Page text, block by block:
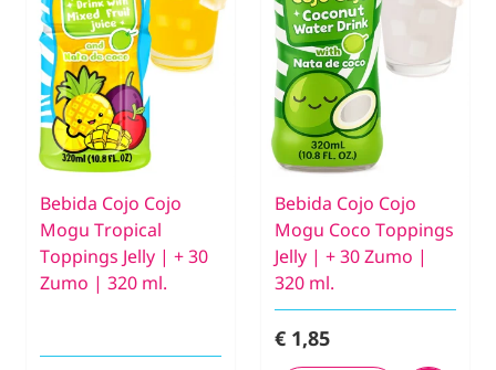
Bebida Cojo Cojo
Mogu Tropical
Toppings Jelly | + 30
Zumo | 320 ml.
Bebida Cojo Cojo
Mogu Coco Toppings
Jelly | + 30 Zumo |
320 ml.
€ 1,85